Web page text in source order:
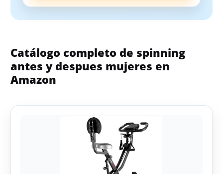
Catálogo completo de spinning
antes y despues mujeres en
Amazon